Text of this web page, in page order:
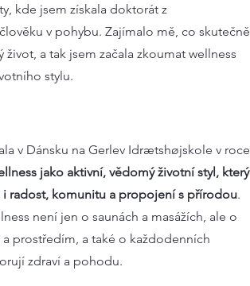
kde jsem získala doktorát z
v pohybu. Zajímalo mě, co skutečně
život, a tak jsem začala zkoumat wellness
stylu.
v Dánsku na Gerlev Idrætshøjskole v roce
jako aktivní, vědomý životní styl, který
i radost, komunitu a propojení s přírodou.
není jen o saunách a masážích, ale o
prostředím, a také o každodenních
zdraví a pohodu.